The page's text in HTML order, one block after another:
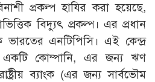
প্রকল্প হাযির করা হয়েছে,
বিদ্যুৎ প্রকল্প। এর প্রধান
এনটিপিসি। এই কেন্দ্র
একটি কোম্পানি, এর জন্য ঋণ
ব্যাংক (এর জন্য সার্বভৌম